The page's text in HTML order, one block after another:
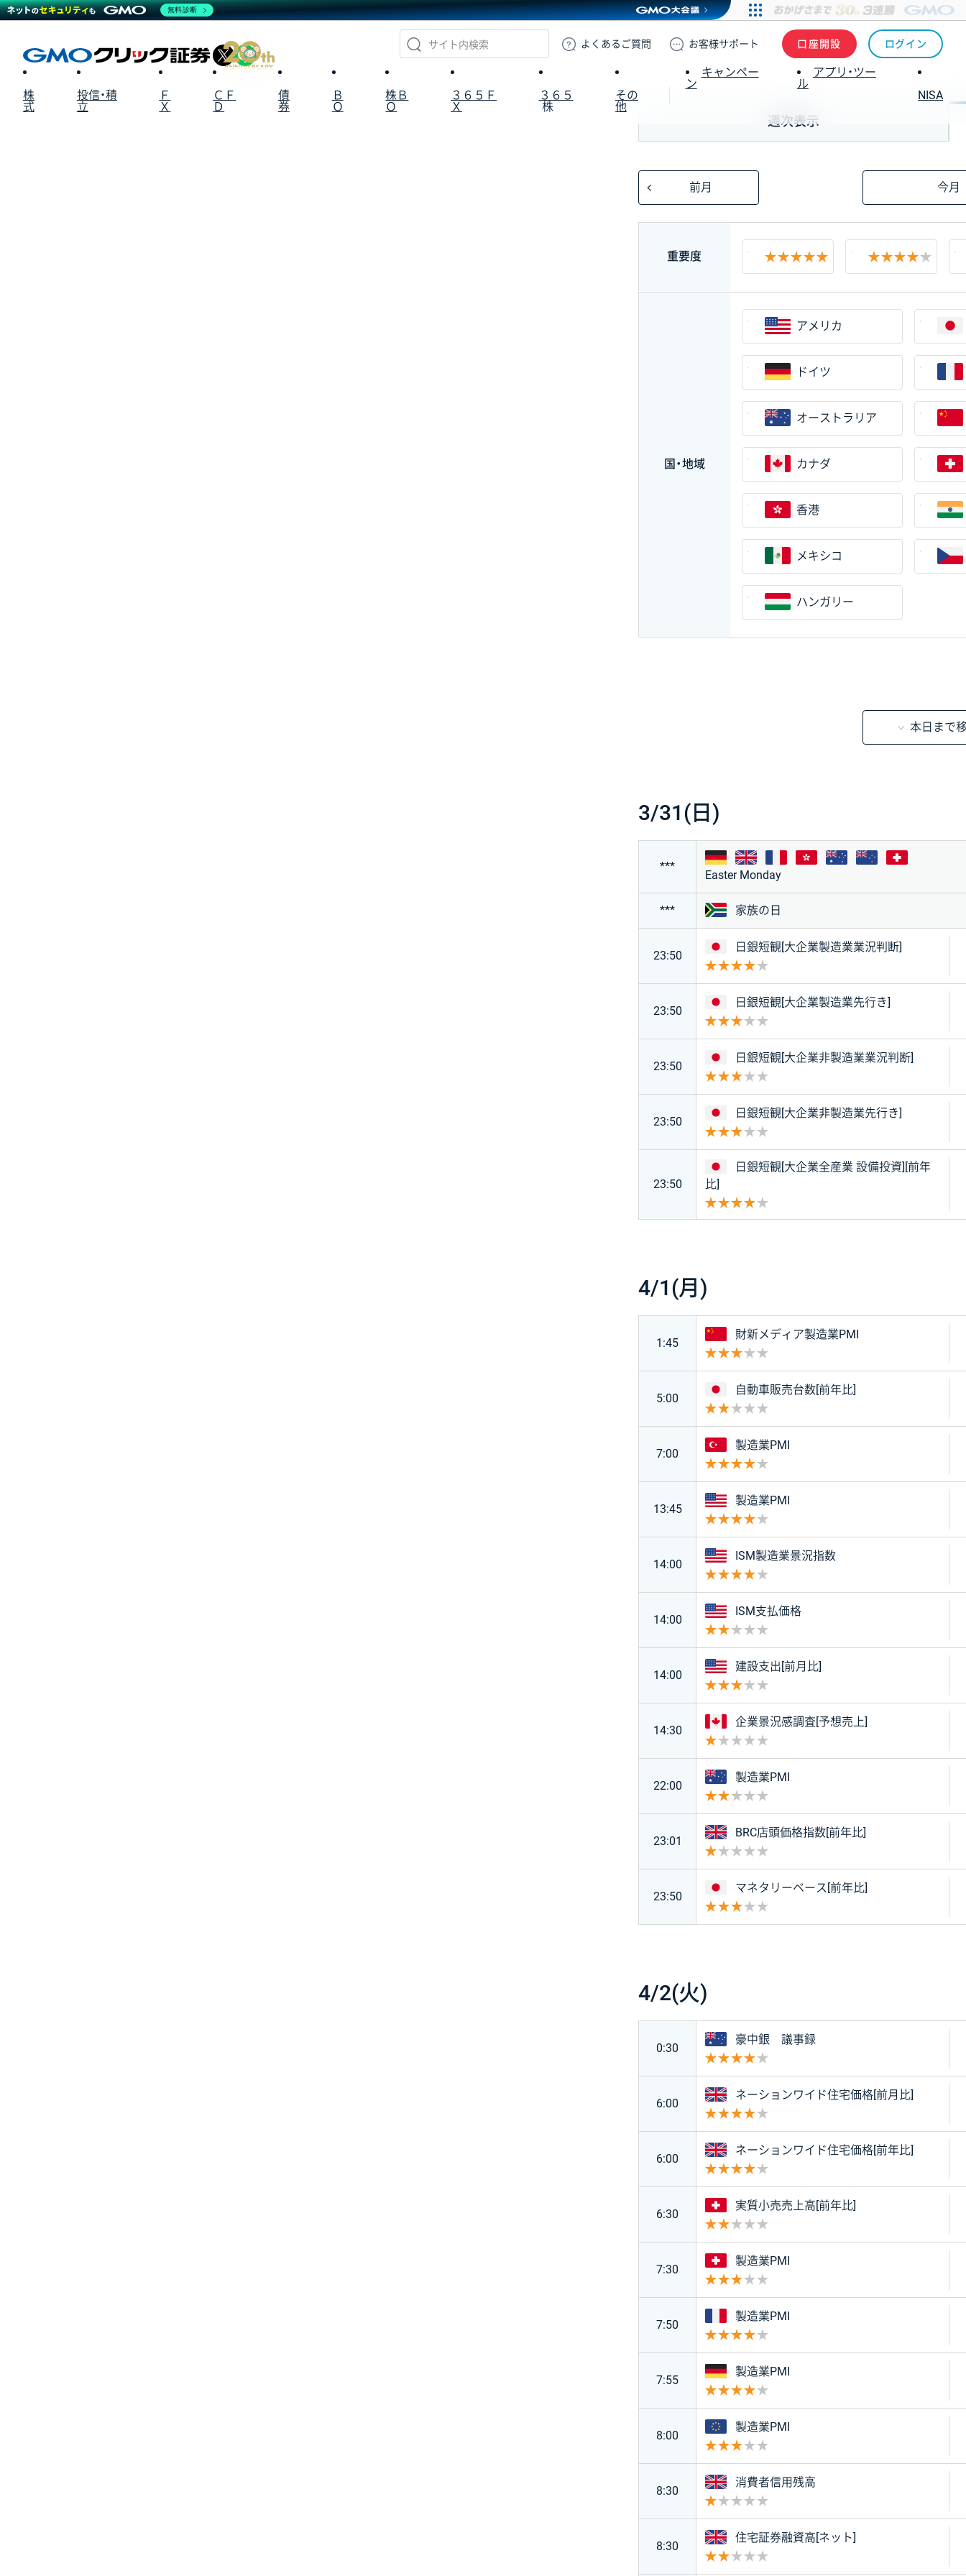
GMOクリック証券
よくある ご質問 お客様サポート 口座開設 ログイン
X
株
式
投信・積
立
Ｆ
Ｘ
ＣＦ
Ｄ
債
券
Ｂ
Ｏ
株Ｂ
Ｏ
３６５Ｆ
Ｘ
３６５
株
その
他
キャンペー
ン
アプリ・ツー
ル
NISA
週次表示
前月 今月
重要度
★★★★★
国・地域
アメリカ
ドイツ
オーストラリア
カナダ
香港
メキシコ
ハンガリー
本日まで
3/31(日)
***
ドイツ イギリスフランス
香港 オーストラリア
ニュージーラ
Easter Monday
*** 南アフリカ
家族の日
23:50
日本
日銀短観[大企業製造業業況判断]
23:50
日本
日銀短観[大企業製造業先行き]
23:50
日本
日銀短観[大企業非製造業業況判断]
23:50
日本
日銀短観[大企業非製造業先行き]
23:50
日本
日銀短観[大企業全産業 設備投資][前年
比]
4/1(月)
1:45
中国
財新メディア製造業PMI
5:00
日本
自動車販売台数[前年比]
7:00
トルコ
製造業PMI
13:45
アメリカ
製造業PMI
14:00
アメリカ
ISM製造業景況指数
14:00
アメリカ
ISM支払価格
14:00
アメリカ
建設支出[前月比]
14:30
カナダ
企業景況感調査[予想売上]
22:00
オーストラリア
製造業PMI
23:01
イギリス
BRC店頭価格指数[前年比]
23:50
日本
マネタリーベース[前年比]
4/2(火)
0:30
オーストラリア
豪中銀 議事録
6:00
イギリス
ネーションワイド住宅価格[前月比]
6:00
イギリス
ネーションワイド住宅価格[前年比]
6:30
スイス
実質小売売上高[前年比]
7:30
スイス
製造業PMI
7:50
フランス
製造業PMI
7:55
ドイツ
製造業PMI
8:00
ユーロ
製造業PMI
8:30
イギリス
消費者信用残高
8:30
イギリス
住宅証券融資高[ネット]
無料診断